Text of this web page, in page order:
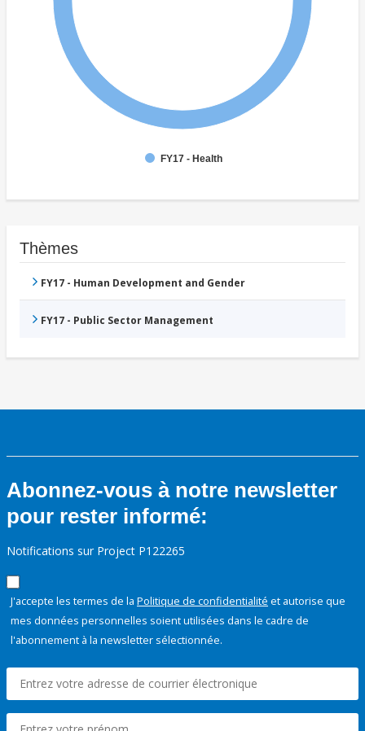
FY17 - Health
Thèmes
FY17 - Human Development and Gender
FY17 - Public Sector Management
Abonnez-vous à notre newsletter
pour rester informé:
Notifications sur Project P122265
J'accepte les termes de la Politique de confidentialité et autorise que
mes données personnelles soient utilisées dans le cadre de
l'abonnement à la newsletter sélectionnée.